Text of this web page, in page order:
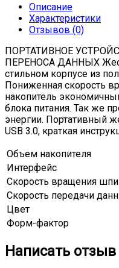
Описание
Характеристики
Отзывов (0)
ПОРТАТИВНОЕ
ПЕРЕНОСА ДАННЫХ
стильном корпусе из
Пониженная скорость
накопитель
блока питания. Так же
энергии. Портативный
USB 3.0, краткая
Объем накопителя
Интерфейс
Скорость вращения
Скорость передачи
Цвет
Форм-фактор
Написать отзыв